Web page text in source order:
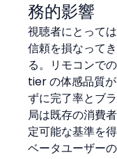
務的影響
視聴者にとって
信頼を損なって
る。リモコンで
tier の体感品質
ずに完了率とブ
局は既存の消費
定可能な基準を
ベータユーザー